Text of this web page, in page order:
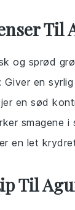
Til
og sprød
: Giver en
en sød
smagene i
en let
Til